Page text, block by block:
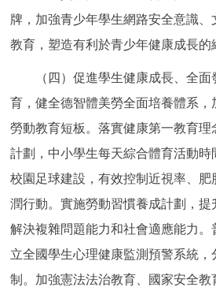
牌，加強青少年學生網路安全意識
教育，塑造有利於青少年健康成長的
（四）促進學生健康成長、全
育，健全德智體美勞全面培養體系，
勞動教育短板。落實健康第一教育理
計劃，中小學生每天綜合體育活動時
校園足球建設，有效控制近視率、
潤行動。實施勞動習慣養成計劃，提
解決複雜問題能力和社會適應能力。
立全國學生心理健康監測預警系統
制。加強憲法法治教育、國家安全